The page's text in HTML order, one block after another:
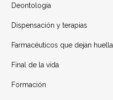
Deontología
Dispensación y terapias
Farmacéuticos que dejan huella
Final de la vida
Formación